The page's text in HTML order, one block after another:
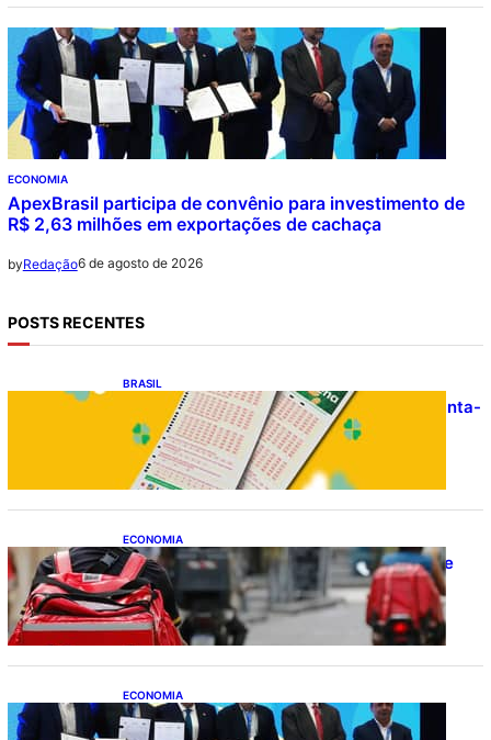
ECONOMIA
ApexBrasil participa de convênio para investimento de
R$ 2,63 milhões em exportações de cachaça
byRedação6 de agosto de 2026
POSTS RECENTES
BRASIL
Resultado da Mega-Sena 3041 nesta quinta-
feira (06/08/2026)
ECONOMIA
CAIXA e iFood facilitam financiamento de
motos e bicicletas elétricas para
entregadores
ECONOMIA
ApexBrasil participa de convênio para